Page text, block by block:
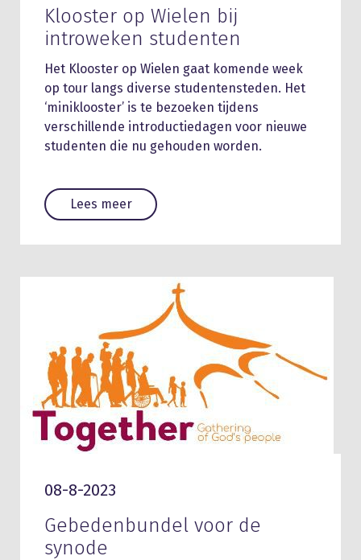
Klooster op Wielen bij
introweken studenten
Het Klooster op Wielen gaat komende week
op tour langs diverse studentensteden. Het
‘miniklooster’ is te bezoeken tijdens
verschillende introductiedagen voor nieuwe
studenten die nu gehouden worden.
Lees meer
08-8-2023
Gebedenbundel voor de
synode